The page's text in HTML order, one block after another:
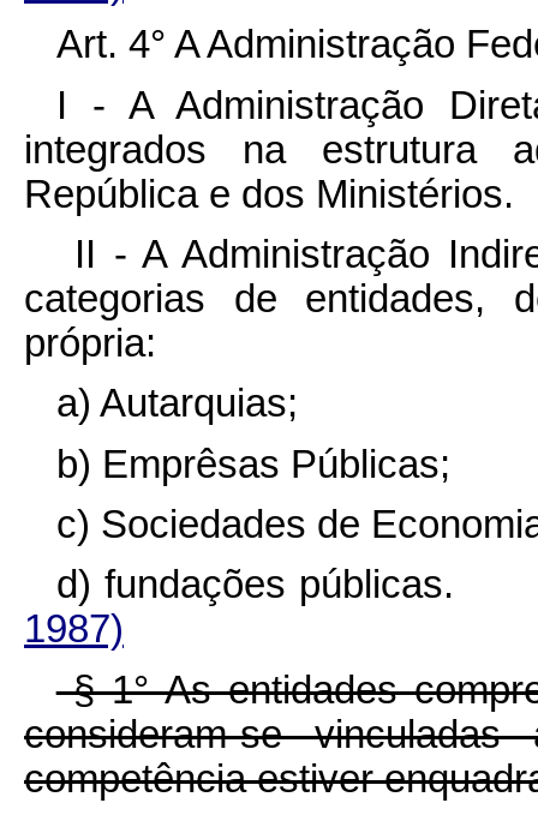
Art. 4° A Administração
I - A Administração
integrados na estrutura
República e dos Ministérios.
II - A Administração
categorias de entidades,
própria:
a) Autarquias;
b) Emprêsas Públicas;
c) Sociedades de
d) fundações
1987)
§ 1° As entidades
consideram-se
competência estiver